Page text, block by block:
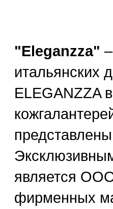
"Eleganzza"
итальянских
ELEGANZZA
является
фирменных